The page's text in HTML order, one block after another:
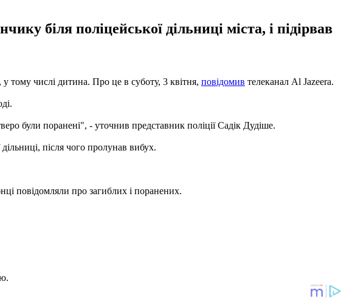
біля поліцейської дільниці міста, і підірвав
тому числі дитина. Про це в суботу, 3 квітня, повідомив телеканал Al Jazeera.
були поранені", - уточнив представник поліції Садік Дудіше.
після чого пролунав вибух.
повідомляли про загиблих і поранених.